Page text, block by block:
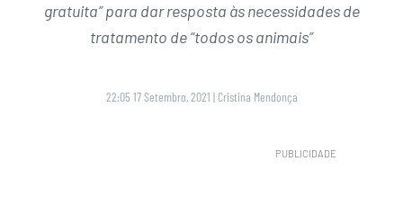
gratuita” para dar resposta às necessidades de
tratamento de “todos os animais”
22:05 17 Setembro, 2021 | Cristina Mendonça